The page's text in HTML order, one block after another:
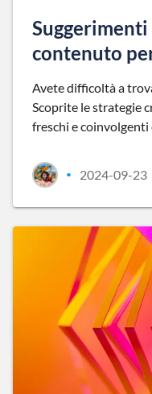
contenuto
Avete difficoltà a
Scoprite le strategie
freschi e coinvolgenti
• 2024-09-23